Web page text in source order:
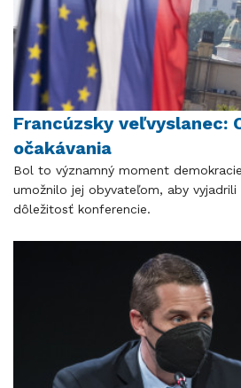
Francúzsky veľvyslanec:
očakávania
Bol to významný moment
umožnilo jej obyvateľom, aby vyjadrili
dôležitosť konferencie.